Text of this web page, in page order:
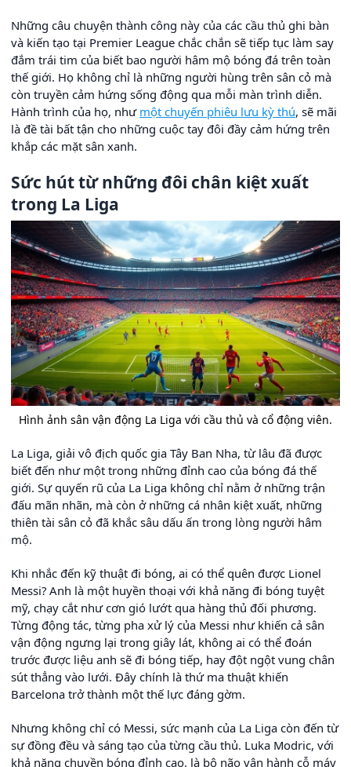
Những câu chuyện thành công này của các cầu thủ ghi bàn
và kiến tạo tại Premier League chắc chắn sẽ tiếp tục làm say
đắm trái tim của biết bao người hâm mộ bóng đá trên toàn
thế giới. Họ không chỉ là những người hùng trên sân cỏ mà
còn truyền cảm hứng sống động qua mỗi màn trình diễn.
Hành trình của họ, như một chuyến phiêu lưu kỳ thú, sẽ mãi
là đề tài bất tận cho những cuộc tay đôi đầy cảm hứng trên
khắp các mặt sân xanh.
Sức hút từ những đôi chân kiệt xuất
trong La Liga
Hình ảnh sân vận động La Liga với cầu thủ và cổ động viên.
La Liga, giải vô địch quốc gia Tây Ban Nha, từ lâu đã được
biết đến như một trong những đỉnh cao của bóng đá thế
giới. Sự quyến rũ của La Liga không chỉ nằm ở những trận
đấu mãn nhãn, mà còn ở những cá nhân kiệt xuất, những
thiên tài sân cỏ đã khắc sâu dấu ấn trong lòng người hâm
mộ.
Khi nhắc đến kỹ thuật đi bóng, ai có thể quên được Lionel
Messi? Anh là một huyền thoại với khả năng đi bóng tuyệt
mỹ, chạy cắt như cơn gió lướt qua hàng thủ đối phương.
Từng động tác, từng pha xử lý của Messi như khiến cả sân
vận động ngưng lại trong giây lát, không ai có thể đoán
trước được liệu anh sẽ đi bóng tiếp, hay đột ngột vung chân
sút thẳng vào lưới. Đây chính là thứ ma thuật khiến
Barcelona trở thành một thế lực đáng gờm.
Nhưng không chỉ có Messi, sức mạnh của La Liga còn đến từ
sự đồng đều và sáng tạo của từng cầu thủ. Luka Modric, với
khả năng chuyền bóng đỉnh cao, là bộ não vận hành cỗ máy